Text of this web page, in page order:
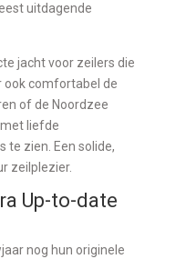
uitdagende
jacht voor zeilers die
ook comfortabel de
of de Noordzee
liefde
te zien. Een solide,
zeilplezier.
Up-to-date
nog hun originele